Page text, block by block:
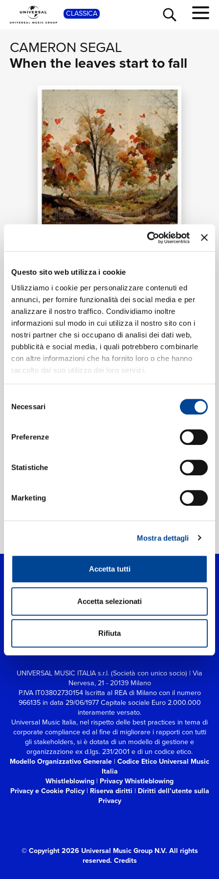
Questo sito web utilizza i cookie
Utilizziamo i cookie per personalizzare contenuti ed
annunci, per fornire funzionalità dei social media e per
analizzare il nostro traffico. Condividiamo inoltre
informazioni sul modo in cui utilizza il nostro sito con i
nostri partner che si occupano di analisi dei dati web,
pubblicità e social media, i quali potrebbero combinarle
con altre informazioni che ha fornito loro o che hanno
raccolto dal suo utilizzo dei loro servizi.
delNecessari
Preferenze
Statistiche
Marketing
Mostra dettagli
Accetta tutti
Accetta selezionati
Rifiuta
CLASSICA
CAMERON SEGAL
When the leaves start to fall
1 When the leaves start to fall
02:20
Cameron Segal
Formati disponibili:
UPC:00602455080363
When the leaves start to fall
UNIVERSAL MUSIC ITALIA s.r.l. (Società con unico socio) | Via
Nervesa, 21 - 20139 Milano
P.IVA IT03802730154 Iscritta al REA di Milano con il numero
966135 in data 29/06/1977Capitale sociale Euro 2.000.000
interamente versato.
Universal Music Italia, nel rispetto delle best practices in tema di
corporate compliance ed al fine di migliorare i rapporti con tutti
gli stakeholders,si è dotata di un modello di gestione e
organizzazione ex d.lgs. 231/2001 e di un codice etico.
Modello Organizzativo Generale | Codice Etico Universal Music
Italia
Whistleblowing | Privacy Whistleblowing
Privacy e Cookie Policy| Riserva diritti | Diritti dell’utente sulla
Privacy
© Copyright 2026 Universal Music Group N.V. All rights
reserved. Credits
SHOP
TOUR NEWS
RICERCA
CHI SIAMO
CONTATTI
NEWSLETTER